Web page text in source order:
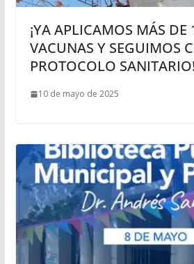
¡YA APLICAMOS MÁS DE
VACUNAS Y SEGUIMOS
PROTOCOLO SANITARIO!
10 de mayo de 2025